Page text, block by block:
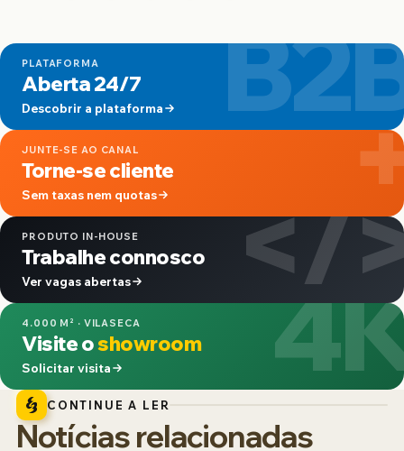
PLATAFORMA
Aberta 24/7
Descobrir a plataforma
JUNTE-SE AO CANAL
Torne-se cliente
Sem taxas nem quotas </
PRODUTO IN-HOUSE
Trabalhe connosco
Ver vagas abertas
4.000 M² · VILASECA
Visite oshowroom
Solicitar visita
CONTINUE A LER
Notícias relacionadas